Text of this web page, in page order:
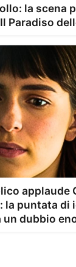
la scena
Paradiso
applaude
la puntata di
dubbio